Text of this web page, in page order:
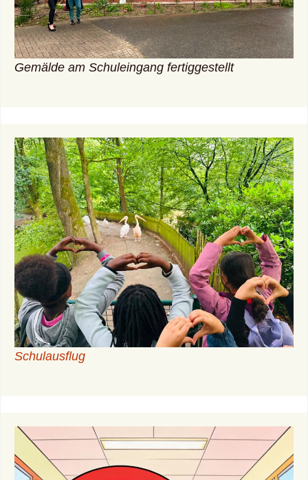
Gemälde am Schuleingang fertiggestellt
Schulausflug